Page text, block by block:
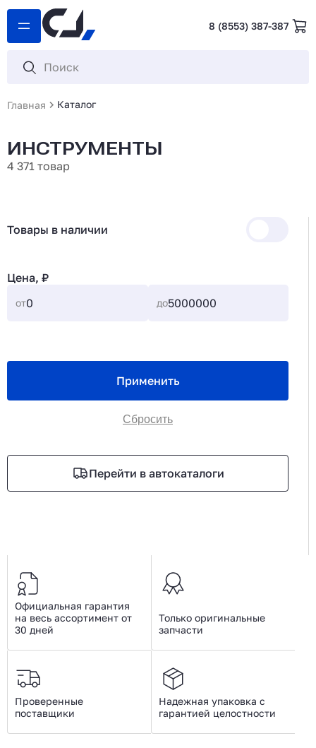
8 (8553) 387-387
Главная Каталог
ИНСТРУМЕНТЫ
4 371 товар
Товары в наличии
Цена, ₽
от до
Применить
Сбросить
Перейти в автокаталоги
Официальная гарантия
на весь ассортимент от
30 дней
Только оригинальные
запчасти
Проверенные
поставщики
Надежная упаковка с
гарантией целостности